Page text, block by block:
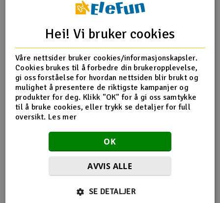
Radioutstyr
Raketter
Smarthjem, lek & hobby
Solenergi
Verktøy, utstyr & tilbehør
Gavekort
Tips en venn Anmeldelser
Produktinformasjon
Bittydesign karosseriklips til 1/10 skala fås i en rekke
forskjellige farger, her i blå. Klipsene har er bøyd i den ene
enden slik at de er enkle og få av/på. Leveres 8stk i pakken
der 4stk er bøyd mot venstre og 4stk mot høyre, dette
sikrer best mulig passform til ditt karosseri.
Flere så også på
Hei! Vi bruker cookies
Våre nettsider bruker cookies/informasjonskapsler.
Cookies brukes til å forbedre din brukeropplevelse,
gi oss forståelse for hvordan nettsiden blir brukt og
mulighet å presentere de riktigste kampanjer og
produkter for deg. Klikk "OK" for å gi oss samtykke
til å bruke cookies, eller trykk se detaljer for full
oversikt. Les mer
OK
AVVIS ALLE
SE DETALJER